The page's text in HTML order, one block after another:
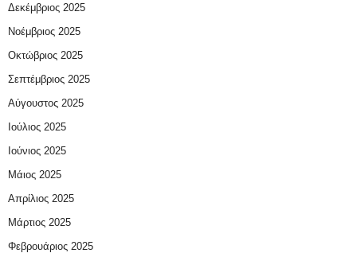
Δεκέμβριος 2025
Νοέμβριος 2025
Οκτώβριος 2025
Σεπτέμβριος 2025
Αύγουστος 2025
Ιούλιος 2025
Ιούνιος 2025
Μάιος 2025
Απρίλιος 2025
Μάρτιος 2025
Φεβρουάριος 2025